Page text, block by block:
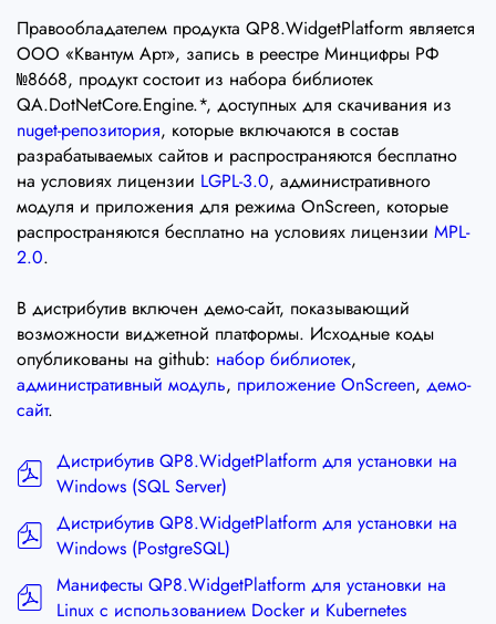
Правообладателем продукта QP8.WidgetPlatform является
ООО «Квантум Арт», запись в реестре Минцифры РФ
№8668, продукт состоит из набора библиотек
QA.DotNetCore.Engine.*, доступных для скачивания из
nuget-репозитория, которые включаются в состав
разрабатываемых сайтов и распространяются бесплатно
на условиях лицензии LGPL-3.0, административного
модуля и приложения для режима OnScreen, которые
распространяются бесплатно на условиях лицензии MPL-
2.0.
В дистрибутив включен демо-сайт, показывающий
возможности виджетной платформы. Исходные коды
опубликованы на github: набор библиотек,
административный модуль, приложение OnScreen, демо-
сайт.
Дистрибутив QP8.WidgetPlatform для установки на
Windows (SQL Server)
Дистрибутив QP8.WidgetPlatform для установки на
Windows (PostgreSQL)
Манифесты QP8.WidgetPlatform для установки на
Linux с использованием Docker и Kubernetes